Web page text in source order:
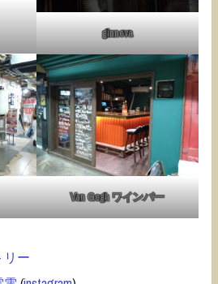
ginnova
Van Gogh ワインバー
リー